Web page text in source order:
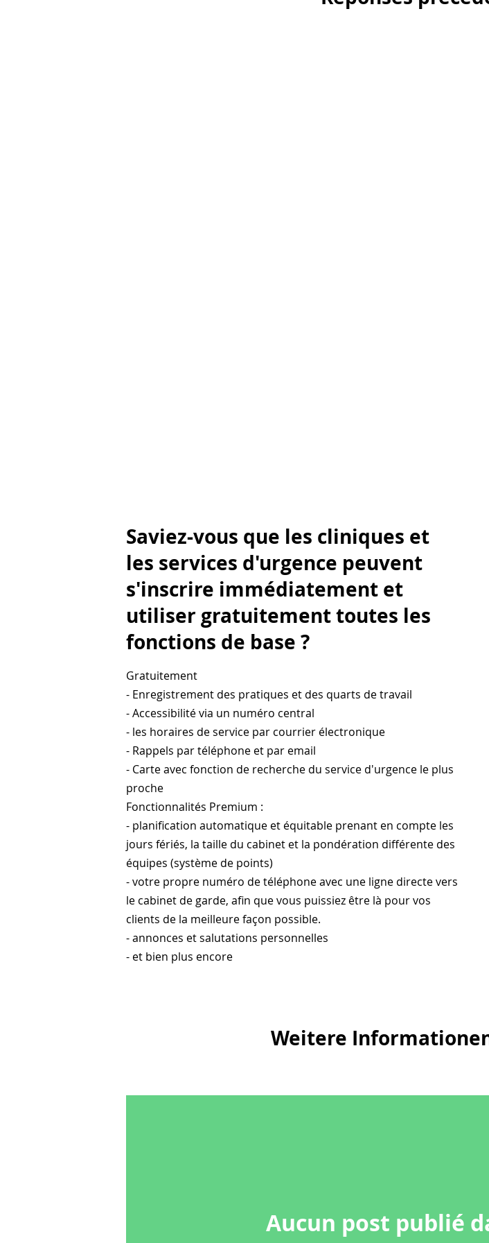
Saviez-vous que les cliniques et
les services d'urgence peuvent
s'inscrire immédiatement et
utiliser gratuitement toutes les
fonctions de base ?
Gratuitement
- Enregistrement des pratiques et des quarts de travail
- Accessibilité via un numéro central
- les horaires de service par courrier électronique
- Rappels par téléphone et par email
- Carte avec fonction de recherche du service d'urgence le plus
proche
Fonctionnalités Premium :
- planification automatique et équitable prenant en compte les
jours fériés, la taille du cabinet et la pondération différente des
équipes (système de points)
- votre propre numéro de téléphone avec une ligne directe vers
le cabinet de garde, afin que vous puissiez être là pour vos
clients de la meilleure façon possible.
- annonces et salutations personnelles
- et bien plus encore
Weitere
Aucun post publié